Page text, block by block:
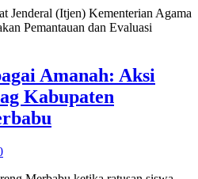
Jenderal (Itjen) Kementerian Agama
Pemantauan dan Evaluasi
Amanah: Aksi
Kabupaten